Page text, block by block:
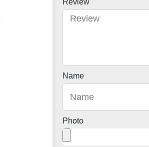
Review
Name
Photo